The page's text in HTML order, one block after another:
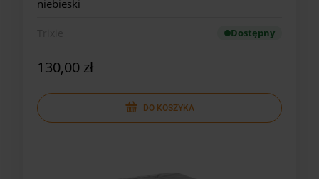
niebieski
Dostępny
130,00 zł
DO KOSZYKA